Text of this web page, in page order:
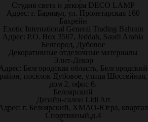
Студия света и декора DECO LAMP
Адрес: г. Барнаул, ул. Пролетарская 160
Бахрейн
Exotic International General Trading Bahrain
Адрес: P.O. Box 3507, Jeddah, Saudi Arabia
Белгород, Дубовое
Декоративные отделочные материалы
Элит-Декор
Белгородская область, Белгородский
посёлок Дубовое, улица Шоссейная,
дом 2, офис 6.
Белоярский
Дизайн-салон Lidi Art
г. Белоярский, ХМАО-Югра, квартал
Спортивный,д.4